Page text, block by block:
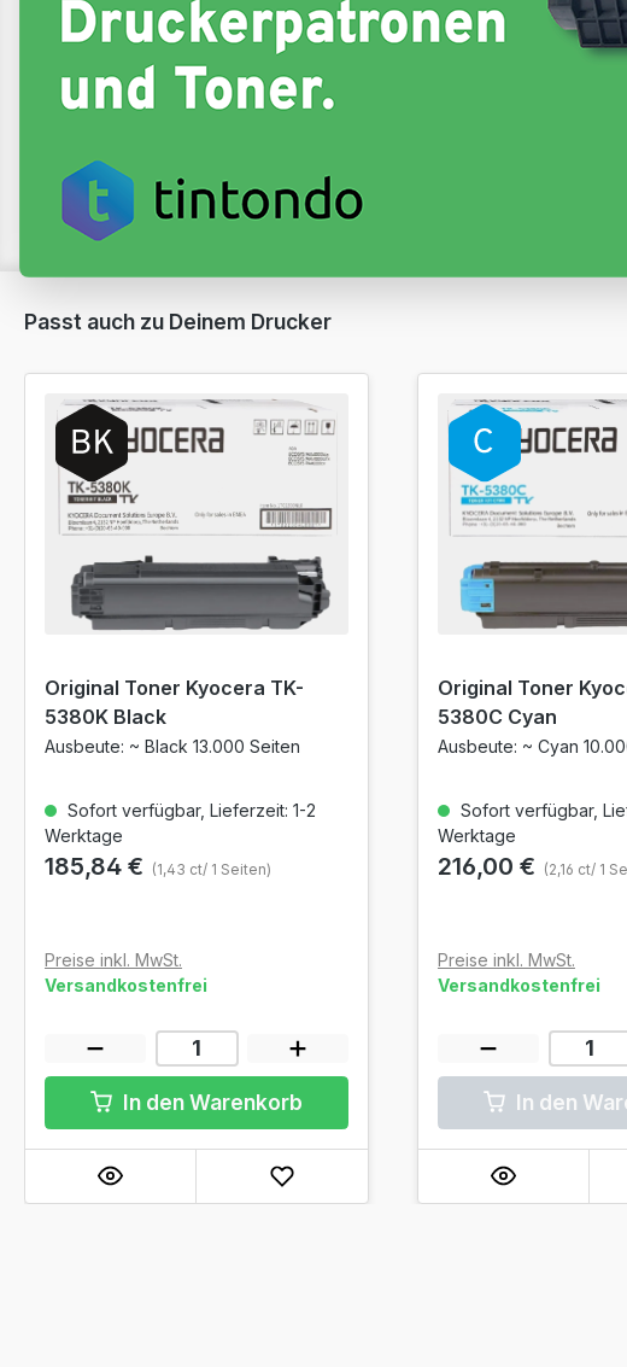
Passt auch zu Deinem Drucker
Original Toner Kyocera TK-
5380K Black
Ausbeute: ~ Black 13.000 Seiten
Sofort verfügbar, Lieferzeit: 1-2
Werktage
185,84 € (1,43 ct/ 1 Seiten)
Preise inkl. MwSt.
Versandkostenfrei
In den Warenkorb
Original Toner
5380C Cyan
Ausbeute: ~ Cyan
Sofort verfügbar,
Werktage
216,00 € (2,16 ct/ 1
Preise inkl. MwSt.
Versandkostenfrei
In den